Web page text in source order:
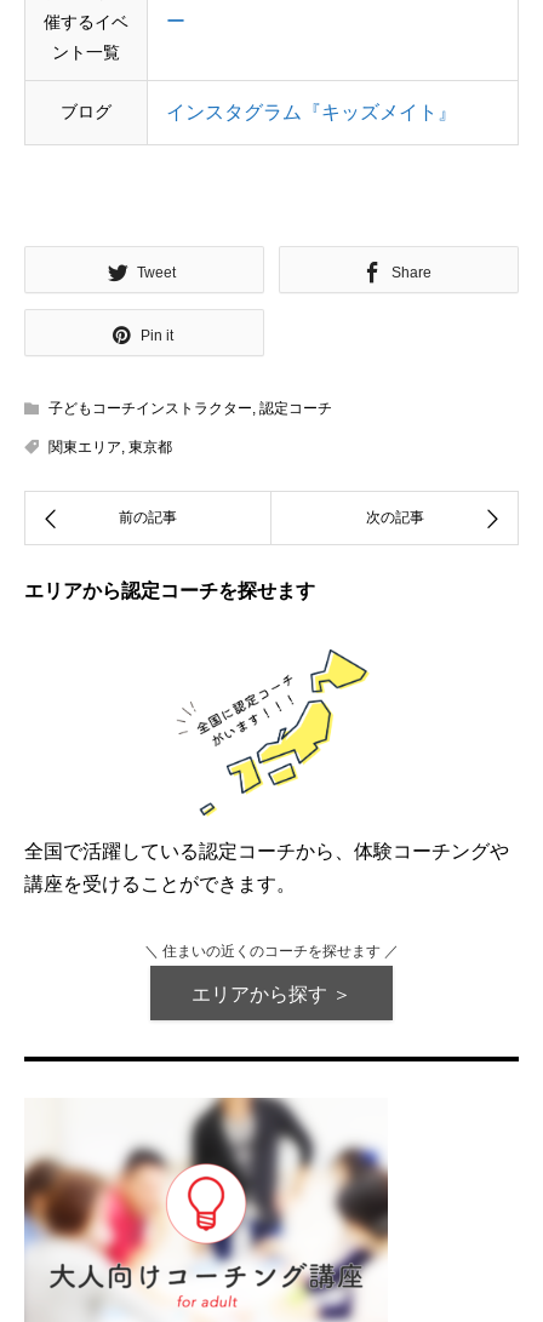
催するイベ
ント一覧
ー
ブログ インスタグラム『キッズメイト』
Tweet Share
Pin it
子どもコーチインストラクター, 認定コーチ
関東エリア, 東京都
エリアから認定コーチを探せます
全国で活躍している認定コーチから、体験コーチングや
講座を受けることができます。
＼ 住まいの近くのコーチを探せます ／
エリアから探す ＞